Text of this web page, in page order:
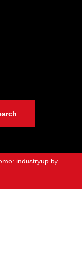
industryup by